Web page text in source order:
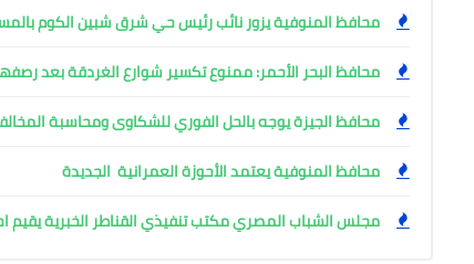
محافظ المنوفية يزور نائب رئيس حي شرق شبين الكوم
محافظ البحر الأحمر: ممنوع تكسير شوارع الغردقة بعد
محافظ الجيزة يوجه بالحل الفوري للشكاوى ومحاسبة
محافظ المنوفية يعتمد الأحوزة العمرانية الجديدة
مجلس الشباب المصري مكتب تنفيذي القناطر الخبرية يقيم